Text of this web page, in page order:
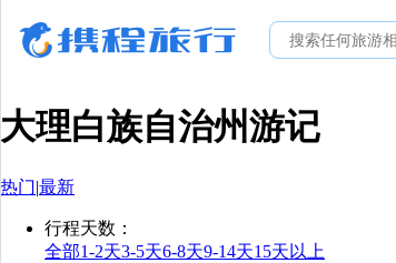
大理白族自治州游记
热门|最新
行程天数 ：
全部1-2天3-5天6-8天9-14天15天以上